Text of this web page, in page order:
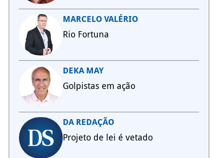
MARCELO VALÉRIO
Rio Fortuna
DEKA MAY
Golpistas em ação
DA REDAÇÃO
Projeto de lei é vetado